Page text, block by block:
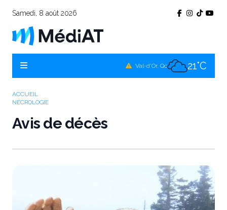
Samedi, 8 août 2026
Val-d'Or, Qc 21°C
ACCUEIL
NÉCROLOGIE
Avis de décès